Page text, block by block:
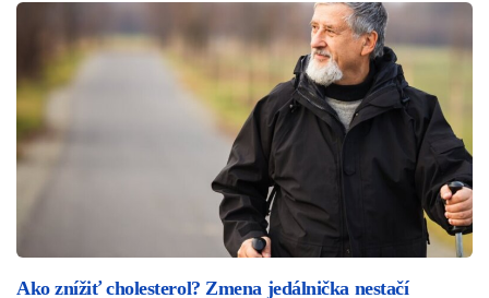
Ako znížiť cholesterol? Zmena jedálnička nestačí